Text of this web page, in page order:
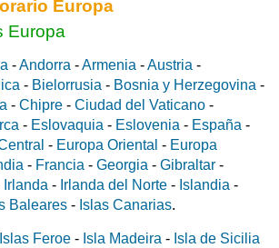
Europa
Europa
-Andorra -Armenia -Austria -
- Bielorrusia - Bosnia y Herzegovina -
- Chipre - Ciudad del Vaticano -
- Eslovaquia - Eslovenia - España -
- Europa Oriental - Europa
- Francia - Georgia - Gibraltar -
Irlanda - Irlanda del Norte - Islandia -
Baleares - Islas Canarias.
Islas Feroe - Isla Madeira - Isla de Sicilia